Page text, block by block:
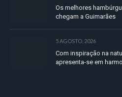
Os melhores
chegam a Guimarães
5 AGOSTO, 2026
Com inspiração na
apresenta-se em